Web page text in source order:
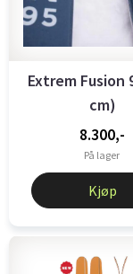
Extrem Fusion
cm)
8.300,-
På lager
Kjøp